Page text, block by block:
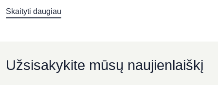
Skaityti daugiau
Užsisakykite mūsų naujienlaiškį